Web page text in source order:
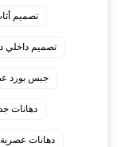
تصميم
تصميم داخلي
جبس بورد
دهانات
دهانات عصرية